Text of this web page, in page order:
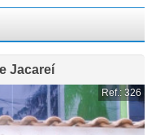
Jacareí
Ref.: 326